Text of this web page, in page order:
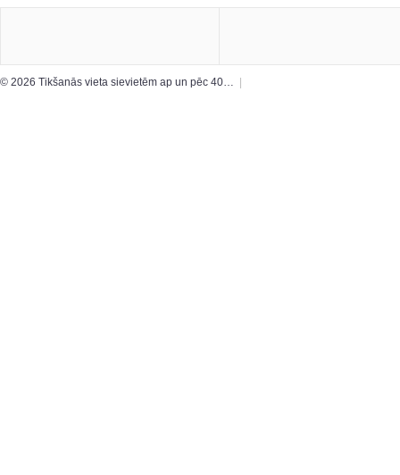
© 2026 Tikšanās vieta sievietēm ap un pēc 40… |